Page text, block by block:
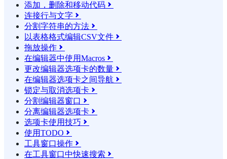
添加，删除和移动代码 
连接行与文字 
分割字符串的方法 
以表格格式编辑CSV文件 
拖放操作 
在编辑器中使用Macros 
更改编辑器选项卡的数量 
在编辑器选项卡之间导航 
锁定与取消选项卡 
分割编辑器窗口 
分离编辑器选项卡 
选项卡使用技巧 
使用TODO 
工具窗口操作 
在工具窗口中快速搜索 